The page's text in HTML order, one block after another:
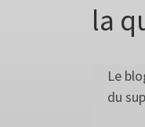
la
Le
du